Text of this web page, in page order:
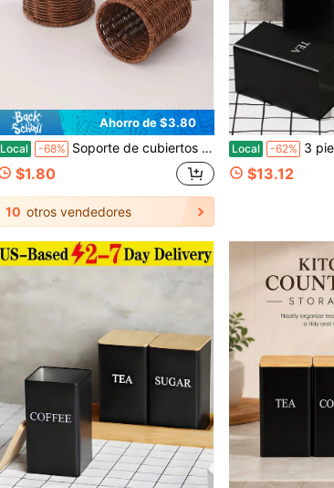
Ahorro de $3.80
Local -68% Soporte de cubiertos de ratán, Contenedor de palillos chinos
$1.80
10 otros vendedores
Local -62% 3 piezas Botellas de almacenamiento de granos de café con
$13.12